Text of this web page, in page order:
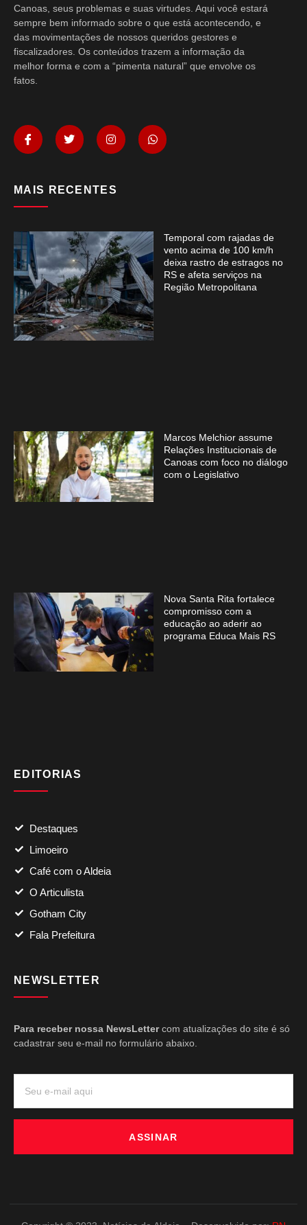
Canoas, seus problemas e suas virtudes. Aqui você estará
sempre bem informado sobre o que está acontecendo, e
das movimentações de nossos queridos gestores e
fiscalizadores. Os conteúdos trazem a informação da
melhor forma e com a “pimenta natural” que envolve os
fatos.
MAIS RECENTES
Temporal com rajadas de
vento acima de 100 km/h
deixa rastro de estragos no
RS e afeta serviços na
Região Metropolitana
Marcos Melchior assume
Relações Institucionais de
Canoas com foco no diálogo
com o Legislativo
Nova Santa Rita fortalece
compromisso com a
educação ao aderir ao
programa Educa Mais RS
EDITORIAS
Destaques
Limoeiro
Café com o Aldeia
O Articulista
Gotham City
Fala Prefeitura
NEWSLETTER
Para receber nossa NewsLettercom atualizações do site é só
cadastrar seu e-mail no formulário abaixo.
ASSINAR